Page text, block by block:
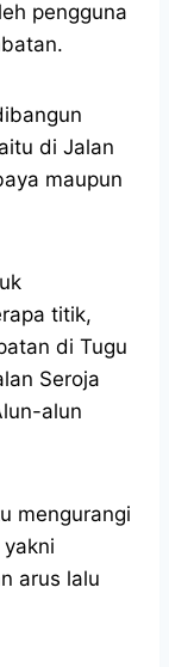
pengguna
di Jalan
maupun
titik,
di Tugu
Seroja
alun
mengurangi
arus lalu